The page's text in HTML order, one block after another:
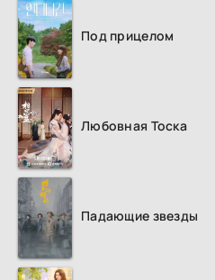
Под прицелом
Любовная Тоска
Падающие звезды